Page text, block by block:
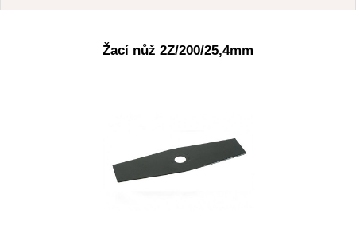
Žací nůž 2Z/200/25,4mm